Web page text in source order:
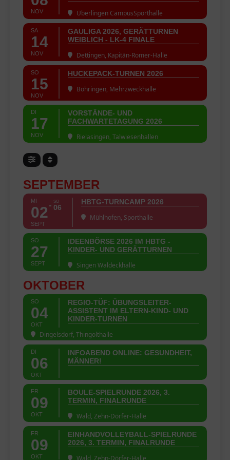
NOV Überlingen CampusSporthalle
SA
14
NOV
GAULIGA 2026, GERÄTTURNEN
WEIBLICH - LK-4 FINALE
Dettingen, Kapitän-Romer-Halle
SO
15
NOV
HUCKEPACK-TURNEN 2026
Böhringen, Mehrzweckhalle
DI
17
NOV
VORSTÄNDE- UND
FACHWARTETAGUNG 2026
Rielasingen, Talwiesenhallen
SEPTEMBER
MI
02
SEPT
SO
06
HBTG-TURNCAMP 2026
Mühlhofen, Sporthalle
SO
27
SEPT
IDEENBÖRSE 2026 IM HBTG -
KINDER- UND GERÄTTURNEN
Singen Waldeckhalle
OKTOBER
SO
04
OKT
REGIO-TÜF: ÜBUNGSLEITER-
ASSISTENT IM ELTERN-KIND- UND
KINDER-TURNEN
Dingelsdorf, Thingolthalle
DI
06
OKT
INFOABEND ONLINE: GESUNDHEIT,
MÄNNER!
FR
09
OKT
BOULE-SPIELRUNDE 2026, 3.
TERMIN, FINALRUNDE
Wald, Zehn-Dörfer-Halle
FR
09
OKT
EINHANDVOLLEYBALL-SPIELRUNDE
2026, 3. TERMIN, FINALRUNDE
Wald, Zehn-Dörfer-Halle